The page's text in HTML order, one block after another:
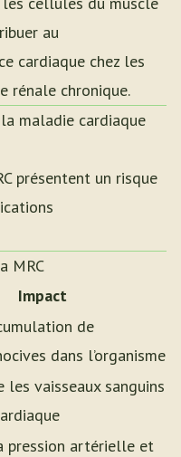
au
cardiaque chez les
rénale chronique.
maladie cardiaque
présentent un risque
MRC
Impact
de
dans l’organisme
les vaisseaux sanguins
pression artérielle et